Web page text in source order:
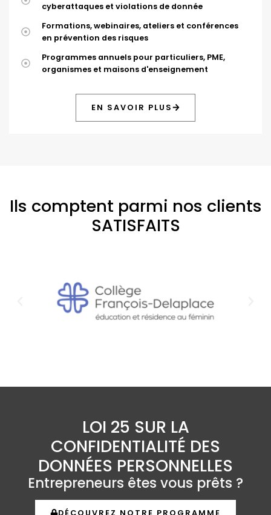
cyberattaques et violations de donnée
Formations, webinaires, ateliers et conférences
en prévention des risques
Programmes annuels pour particuliers, PME,
organismes et maisons d'enseignement
EN SAVOIR PLUS
Ils comptent parmi nos clients
SATISFAITS
LOI 25 SUR LA
CONFIDENTIALITÉ DES
DONNÉES PERSONNELLES
Entrepreneurs êtes vous prêts ?
DÉCOUVREZ NOTRE PROGRAMME